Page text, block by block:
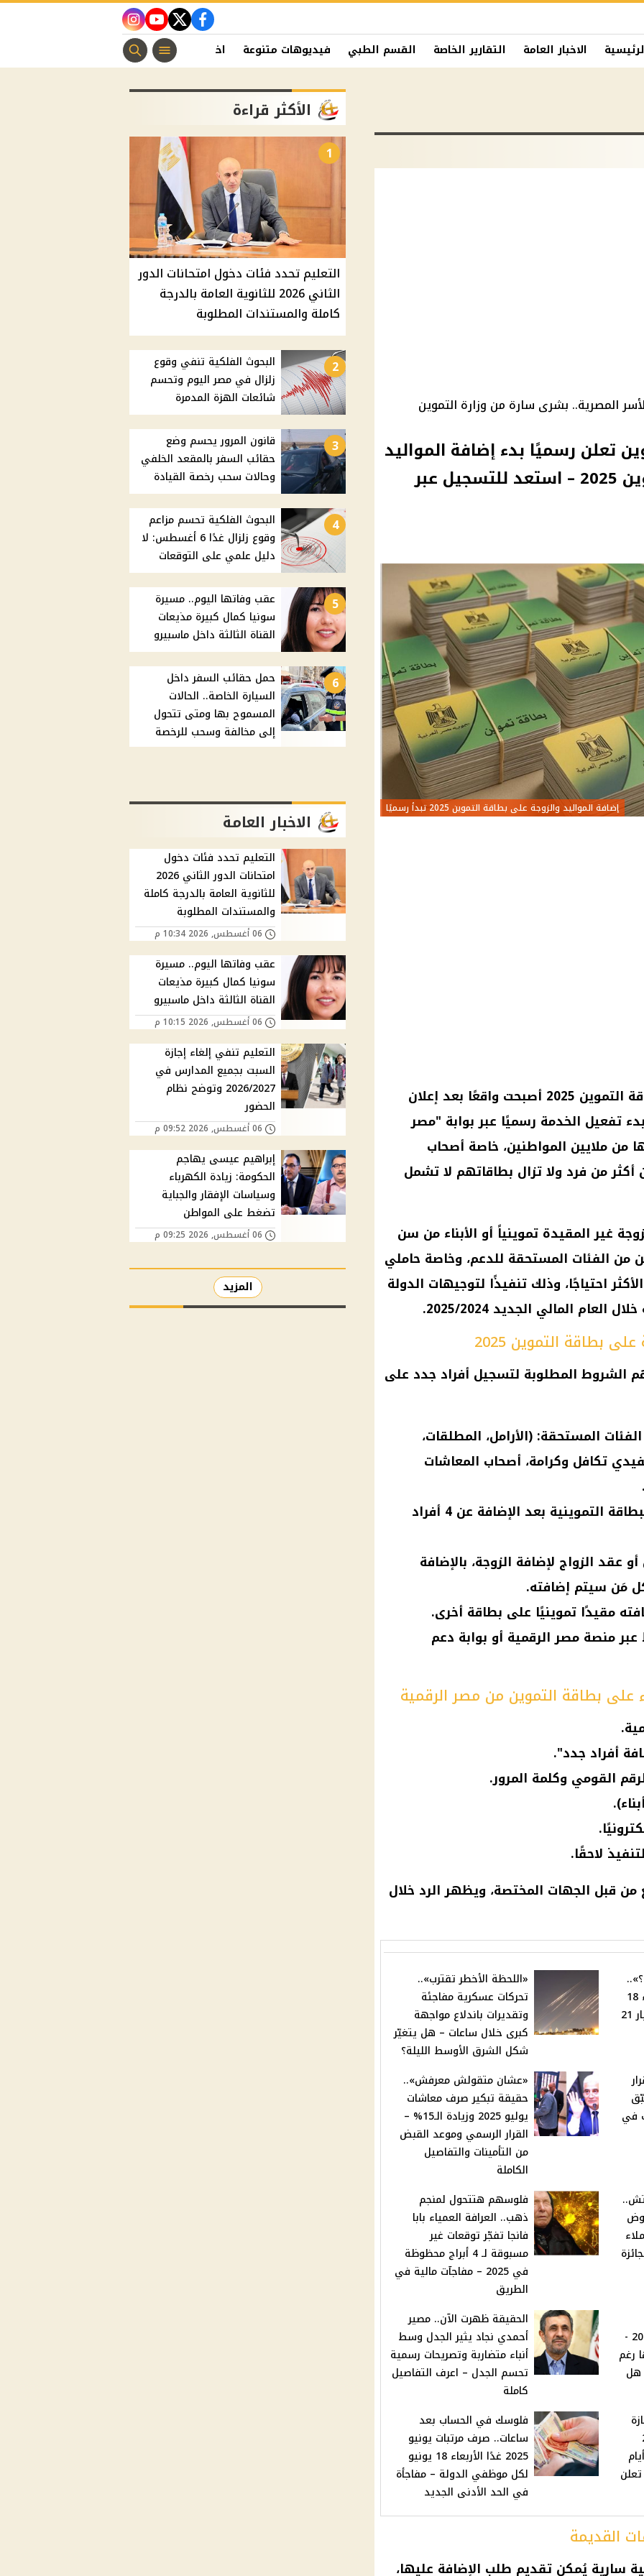
facebook
twitter
youtube
instagram
الاخبار العامة التقارير الخاصة القسم الطبي فيديوهات متنوعة اخبار الفن منوعات مسيحية
المصرية.. بشرى سارة من وزارة التموين
تعلن رسميًا بدء إضافة المواليد
والزوجة على بطاقة التموين 2025 – استعد للتسجيل عبر
إضافة المواليد والزوجة على بطاقة التموين 2025 تبدأ رسميًا
إضافة المواليد والزوجة على بطاقة التموين 2025 أصبحت واقعًا بعد إعلان
بدء تفعيل الخدمة رسميًا عبر بوابة "مصر
من ملايين المواطنين، خاصة أصحاب
أكثر من فرد ولا تزال بطاقاتهم لا تشمل
غير المقيدة تموينياً أو الأبناء من سن
من الفئات المستحقة للدعم، وخاصة حاملي
احتياجًا، وذلك تنفيذًا لتوجيهات الدولة
المالي الجديد 2025/2024.
بطاقة التموين 2025
الشروط المطلوبة لتسجيل أفراد جدد على
المستحقة: (الأرامل، المطلقات،
تكافل وكرامة، أصحاب المعاشات
ألا يتجاوز عدد الأفراد في البطاقة التموينية بعد الإضافة عن 4 أفراد
الزواج لإضافة الزوجة، بالإضافة
مَن سيتم إضافته.
مقيدًا تموينيًا على بطاقة أخرى.
منصة مصر الرقمية أو بوابة دعم
على بطاقة التموين من مصر الرقمية
أفراد جدد".
القومي وكلمة المرور.
لاحقًا.
من قبل الجهات المختصة، ويظهر الرد خلال
سعر الذهب اليوم الأربعاء 18
يونيو 2025 في مصر – عيار 21
«اللحظة الأخطر تقترب»..
تحركات عسكرية مفاجئة
وتقديرات باندلاع مواجهة
كبرى خلال ساعات – هل يتغيّر
شكل الشرق الأوسط الليلة؟
في
«عشان متقولش معرفش»..
حقيقة تبكير صرف معاشات
يوليو 2025 وزيادة الـ15% –
القرار الرسمي وموعد القبض
من التأمينات والتفاصيل
الكاملة
فلوسهم هتتحول لمنجم
ذهب.. العرافة العمياء بابا
فانجا تفجّر توقعات غير
مسبوقة لـ 4 أبراج محظوظة
في 2025 – مفاجآت مالية في
الطريق
الذهب اليوم 17 يونيو 2025 -
جنيهًا رغم
| هل
الحقيقة ظهرت الآن.. مصير
أحمدي نجاد يثير الجدل وسط
أنباء متضاربة وتصريحات رسمية
تحسم الجدل – اعرف التفاصيل
كاملة
– 3 أيام
فلوسك في الحساب بعد
ساعات.. صرف مرتبات يونيو
2025 غدًا الأربعاء 18 يونيو
لكل موظفي الدولة – مفاجأة
في الحد الأدنى الجديد
القديمة
سارية يُمكن تقديم طلب الإضافة عليها،
الأكثر قراءة
1
التعليم تحدد فئات دخول امتحانات الدور
الثاني 2026 للثانوية العامة بالدرجة
كاملة والمستندات المطلوبة
2
البحوث الفلكية تنفي وقوع
زلزال في مصر اليوم وتحسم
شائعات الهزة المدمرة
3
قانون المرور يحسم وضع
حقائب السفر بالمقعد الخلفي
وحالات سحب رخصة القيادة
4
البحوث الفلكية تحسم مزاعم
وقوع زلزال غدًا 6 أغسطس: لا
دليل علمي على التوقعات
5
عقب وفاتها اليوم.. مسيرة
سونيا كمال كبيرة مذيعات
القناة الثالثة داخل ماسبيرو
6
حمل حقائب السفر داخل
السيارة الخاصة.. الحالات
المسموح بها ومتى تتحول
إلى مخالفة وسحب للرخصة
الاخبار العامة
التعليم تحدد فئات دخول
امتحانات الدور الثاني 2026
للثانوية العامة بالدرجة كاملة
والمستندات المطلوبة
06 أغسطس, 2026 10:34 م
عقب وفاتها اليوم.. مسيرة
سونيا كمال كبيرة مذيعات
القناة الثالثة داخل ماسبيرو
06 أغسطس, 2026 10:15 م
التعليم تنفي إلغاء إجازة
السبت بجميع المدارس في
2026/2027 وتوضح نظام
الحضور
06 أغسطس, 2026 09:52 م
إبراهيم عيسى يهاجم
الحكومة: زيادة الكهرباء
وسياسات الإفقار والجباية
تضغط على المواطن
06 أغسطس, 2026 09:25 م
المزيد